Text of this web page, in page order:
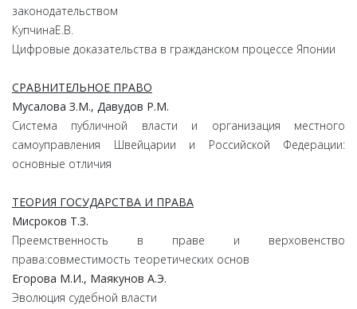
законодательством
КупчинаЕ.В.
Цифровые доказательства в гражданском процессе Японии
СРАВНИТЕЛЬНОЕ ПРАВО
Мусалова З.М., Давудов Р.М.
Система публичной власти и организация местного
самоуправления Швейцарии и Российской Федерации:
основные отличия
ТЕОРИЯ ГОСУДАРСТВА И ПРАВА
Мисроков Т.З.
Преемственность в праве и верховенство
права:совместимость теоретических основ
Егорова М.И., Маякунов А.Э.
Эволюция судебной власти